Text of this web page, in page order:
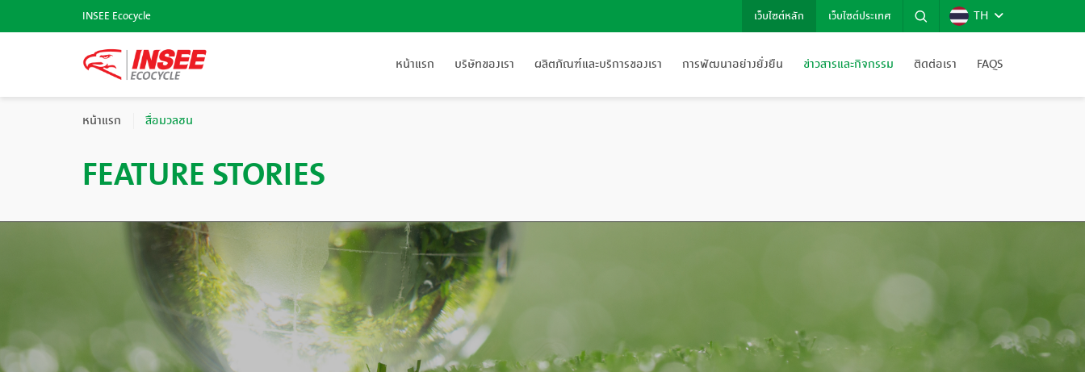
INSEE Ecocycle เว็บไซต์หลัก เว็บไซต์ประเทศ TH
หน้าแรก บริษัทของเรา ผลิตภัณฑ์และบริการของเรา การพัฒนาอย่างยั่งยืน ข่าวสารและกิจกรรม ติดต่อเรา FAQS
หน้าแรก สื่อมวลชน
FEATURE STORIES